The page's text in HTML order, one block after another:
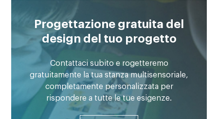
Progettazione gratuita del
design del tuo progetto
Contattaci subito e rogetteremo
gratuitamente la tua stanza multisensoriale,
completamente personalizzata per
rispondere a tutte le tue esigenze.